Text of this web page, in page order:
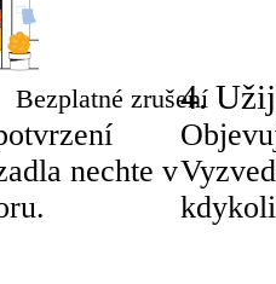
Bezplatné zrušení
nechte v
4.